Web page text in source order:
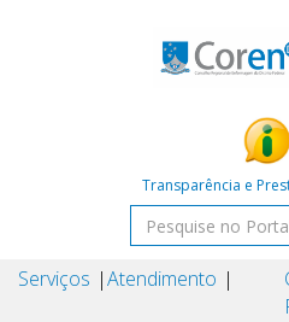
Transparência e
Serviços Atendimento